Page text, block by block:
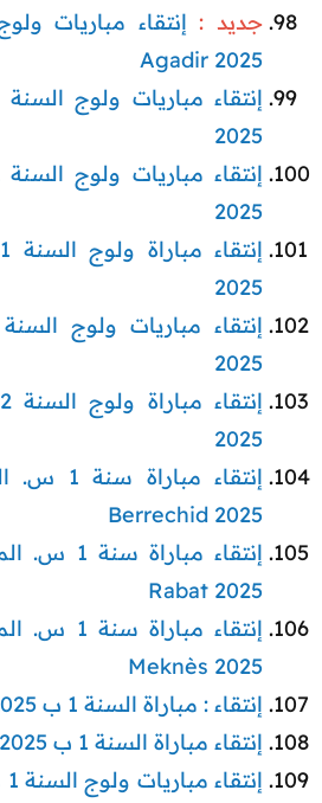
جديد :
Agadir 2025
2025
2025
2025
2025
2025
Berrechid 2025
Rabat 2025
Meknès 2025
إنتقاء : مباراة السنة 1 ب EHTP Casa 2025
إنتقاء مباراة السنة 1 ب EMI Rabat 2025